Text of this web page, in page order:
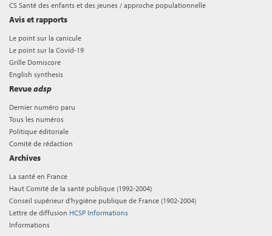
CS Santé des enfants et des jeunes / approche populationnelle
Avis et rapports
Le point sur la canicule
Le point sur la Covid-19
Grille Domiscore
English synthesis
Revueadsp
Dernier numéro paru
Tous les numéros
Politique éditoriale
Comité de rédaction
Archives
La santé en France
Haut Comité de la santé publique (1992-2004)
Conseil supérieur d'hygiène publique de France (1902-2004)
Lettre de diffusion HCSP Informations
Informations